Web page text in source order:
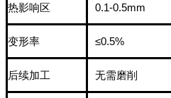
热影响区 0.1-0.5mm
变形率 ≤0.5%
后续加工 无需磨削